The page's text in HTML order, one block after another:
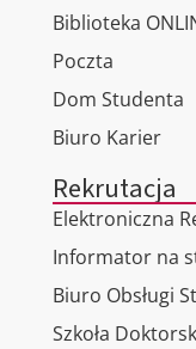
Biblioteka
Poczta
Dom Studenta
Biuro Karier
Rekrutacja
Elektroniczna
Informator na
Biuro Obsługi
Szkoła